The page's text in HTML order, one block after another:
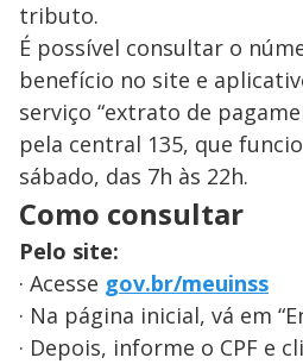
tributo.
É possível consultar o
benefício no site e
serviço “extrato de
pela central 135, que
sábado, das 7h às 22h.
Como consultar
Pelo site:
· Acesse gov.br/meuinss
· Na página inicial, vá em
· Depois, informe o CPF e